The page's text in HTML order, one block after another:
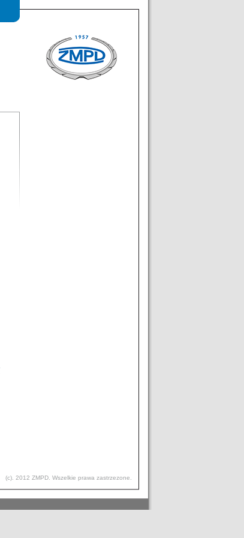
(c). 2012 ZMPD. Wszelkie prawa zastrzezone.